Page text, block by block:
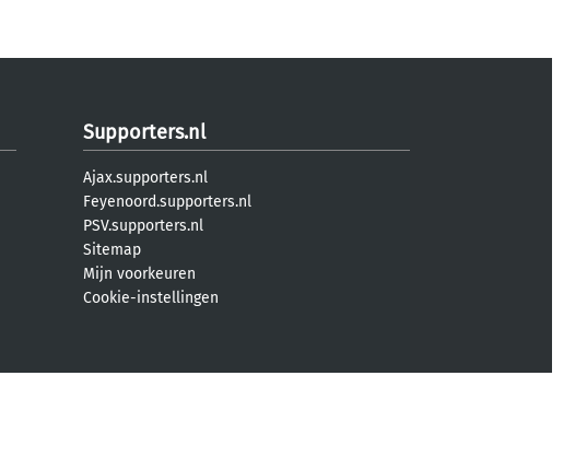
Supporters.nl
Ajax.supporters.nl
Feyenoord.supporters.nl
PSV.supporters.nl
Sitemap
Mijn voorkeuren
Cookie-instellingen